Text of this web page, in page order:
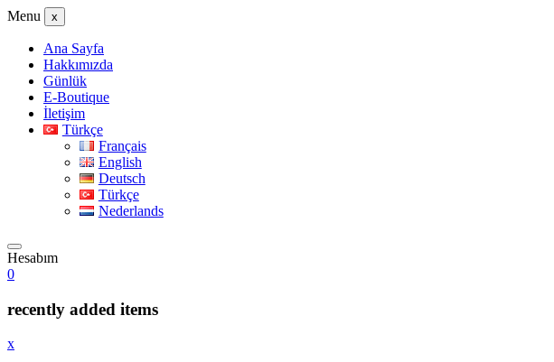
Menu x
Ana Sayfa
Hakkımızda
Günlük
E-Boutique
İletişim
Türkçe
Français
English
Deutsch
Türkçe
Nederlands
Hesabım
0
recently added items
x